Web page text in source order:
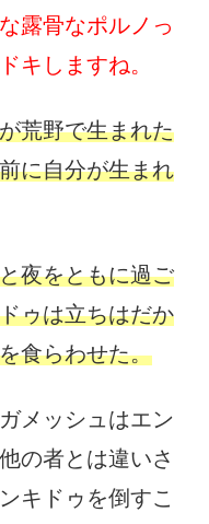
露骨なポルノっ
キしますね。
荒野で生まれた
に自分が生まれ
夜をともに過ご
ゥは立ちはだか
食らわせた。
メッシュはエン
の者とは違いさ
キドゥを倒すこ